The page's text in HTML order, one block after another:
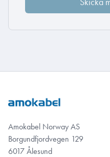
Amokabel Norway AS
Borgundfjordvegen 129
6017 Ålesund